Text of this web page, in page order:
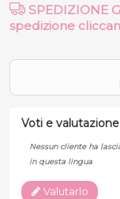
SPEDIZIONE
spedizione
Voti e
Nessun cliente ha
in questa lingua
Valutarlo